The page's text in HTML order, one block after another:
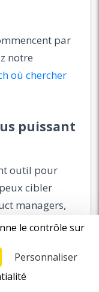
par
notre
où chercher
puissant
outil pour
cibler
managers,
et
défis.
explique
le contrôle sur
Personnaliser